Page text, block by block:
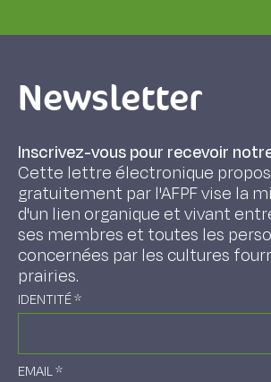
Newsletter
Inscrivez-vous pour recevoir
Cette lettre électronique
gratuitement par l'AFPF vise la
d'un lien organique et vivant
ses membres et toutes les
concernées par les cultures
prairies.
IDENTITÉ*
EMAIL*